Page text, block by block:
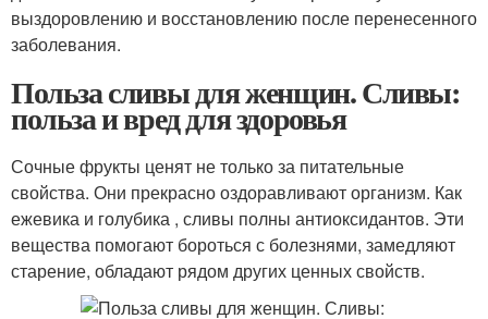
выздоровлению и восстановлению после перенесенного
заболевания.
Польза сливы для женщин. Сливы:
польза и вред для здоровья
Сочные фрукты ценят не только за питательные
свойства. Они прекрасно оздоравливают организм. Как
ежевика и голубика , сливы полны антиоксидантов. Эти
вещества помогают бороться с болезнями, замедляют
старение, обладают рядом других ценных свойств.